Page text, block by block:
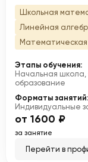
Школьная
Линейная
Этапы обучения:
Начальная
образование
Форматы занятий:
Индивидуальные
от 1600 ₽
за занятие
Перейти в